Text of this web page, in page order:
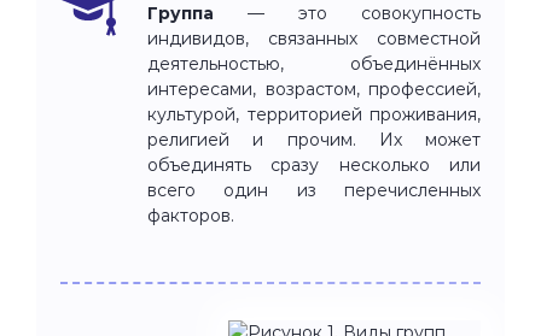
Группа — это совокупность
индивидов, связанных совместной
деятельностью, объединённых
интересами, возрастом, профессией,
культурой, территорией проживания,
религией и прочим. Их может
объединять сразу несколько или
всего один из перечисленных
факторов.